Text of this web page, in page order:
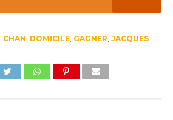
CHAN, DOMICILE, GAGNER, JACQUES